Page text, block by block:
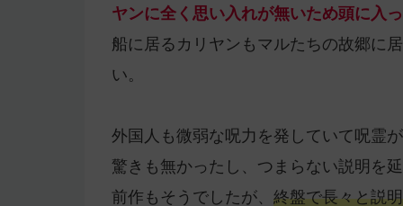
ヤンに全く思い入れが無いため頭に入
船に居るカリヤンもマルたちの故郷に
い。
外国人も微弱な呪力を発していて呪霊
驚きも無かったし、つまらない説明を
前作もそうでしたが、 終盤で長々と説